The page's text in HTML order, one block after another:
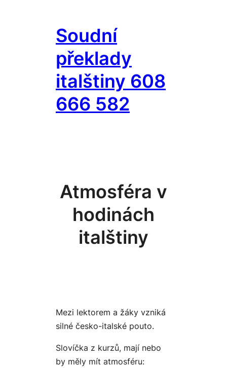
obsahSoudní
překlady
italštiny 608
666 582
Atmosféra v
hodinách
italštiny
Mezi lektorem a žáky vzniká
silné česko-italské pouto.
Slovíčka z kurzů, mají nebo
by měly mít atmosféru: